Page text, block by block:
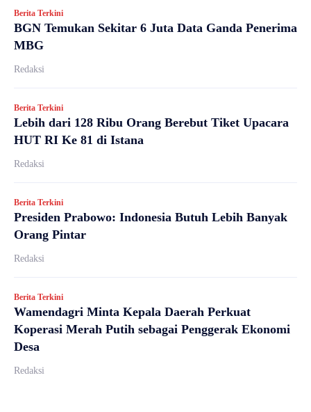
Berita Terkini
BGN Temukan Sekitar 6 Juta Data Ganda Penerima
MBG
Redaksi
Berita Terkini
Lebih dari 128 Ribu Orang Berebut Tiket Upacara
HUT RI Ke 81 di Istana
Redaksi
Berita Terkini
Presiden Prabowo: Indonesia Butuh Lebih Banyak
Orang Pintar
Redaksi
Berita Terkini
Wamendagri Minta Kepala Daerah Perkuat
Koperasi Merah Putih sebagai Penggerak Ekonomi
Desa
Redaksi